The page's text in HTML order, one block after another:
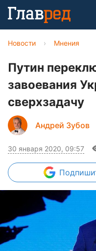
Новости › Мнения
Путин
завоевания
сверхзадачу
Андрей Зубов
30 января 2020, 09:57